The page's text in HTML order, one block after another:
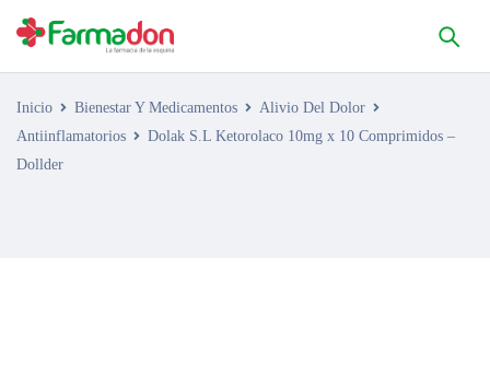
Inicio Bienestar Y Medicamentos
Alivio Del Dolor
Antiinflamatorios
Dolak S.L Ketorolaco 10mg x 10 Comprimidos –
Dollder